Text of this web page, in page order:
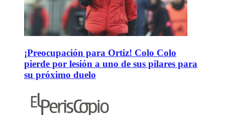
¡Preocupación para Ortiz! Colo Colo
pierde por lesión a uno de sus pilares para
su próximo duelo